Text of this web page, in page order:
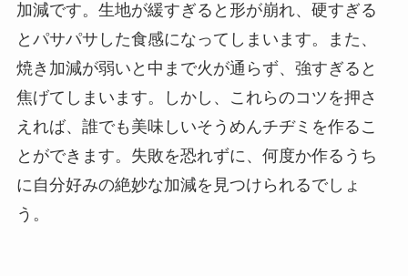
加減です。生地が緩すぎると形が崩れ、硬すぎる
とパサパサした食感になってしまいます。また、
焼き加減が弱いと中まで火が通らず、強すぎると
焦げてしまいます。しかし、これらのコツを押さ
えれば、誰でも美味しいそうめんチヂミを作るこ
とができます。失敗を恐れずに、何度か作るうち
に自分好みの絶妙な加減を見つけられるでしょ
う。